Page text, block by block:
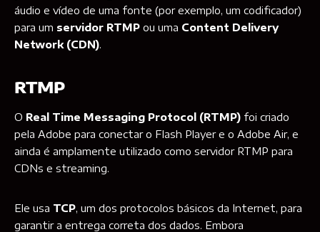
áudio e vídeo de uma fonte (por exemplo, um codificador)
para um servidor RTMP ou uma Content Delivery
Network (CDN).
RTMP
O Real Time Messaging Protocol (RTMP) foi criado
pela Adobe para conectar o Flash Player e o Adobe Air, e
ainda é amplamente utilizado como servidor RTMP para
CDNs e streaming.
Ele usa TCP, um dos protocolos básicos da Internet, para
garantir a entrega correta dos dados. Embora